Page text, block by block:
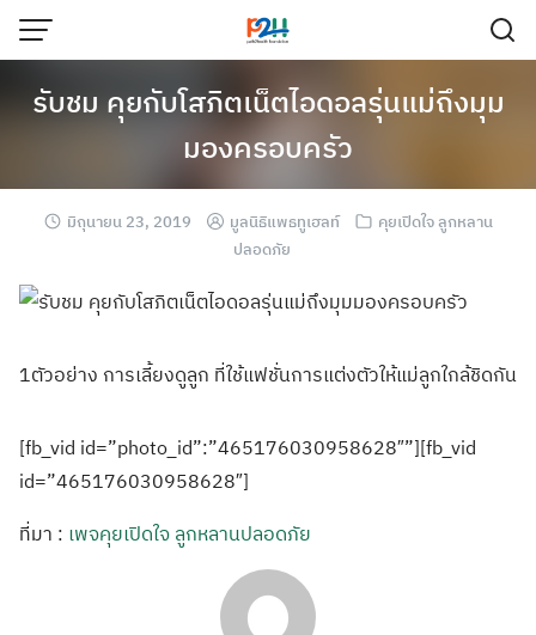
รับชม คุยกับโสภิตเน็ตไอดอลรุ่นแม่ถึงมุม
มองครอบครัว
มิถุนายน 23, 2019 มูลนิธิแพธทูเฮลท์
คุยเปิดใจ ลูกหลาน
ปลอดภัย
1ตัวอย่าง การเลี้ยงดูลูก ที่ใช้แฟชั่นการแต่งตัวให้แม่ลูกใกล้ชิดกัน
[fb_vid id=”photo_id”:”465176030958628″”][fb_vid
id=”465176030958628″]
ที่มา : เพจคุยเปิดใจ ลูกหลานปลอดภัย